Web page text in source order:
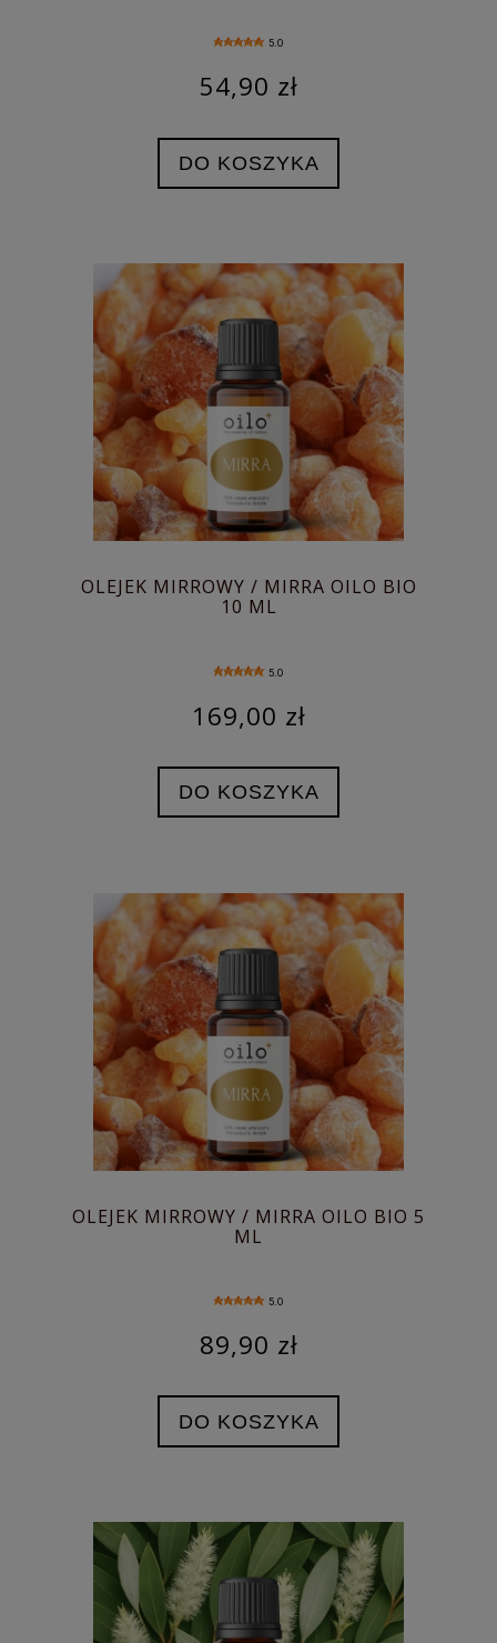
5.0
54,90 zł
DO KOSZYKA
OLEJEK MIRROWY / MIRRA OILO BIO
10 ML
5.0
169,00 zł
DO KOSZYKA
OLEJEK MIRROWY / MIRRA OILO BIO 5
ML
5.0
89,90 zł
DO KOSZYKA